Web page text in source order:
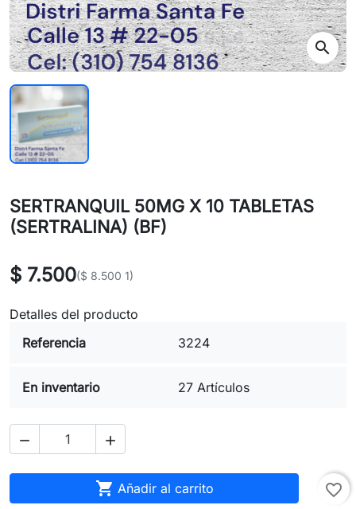
search
SERTRANQUIL 50MG X 10 TABLETAS
(SERTRALINA) (BF)
$ 7.500($ 8.500 1)
Detalles del producto
Referencia
3224
En inventario 27 Artículos
 
 Añadir al carrito favorite_border